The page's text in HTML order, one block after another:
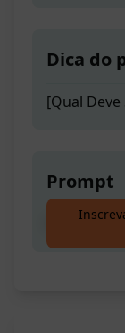
Dica do
[Qual
Prompt
O criador